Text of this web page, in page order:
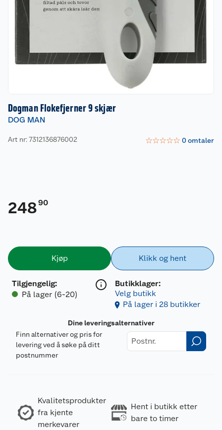
Dogman Flokefjerner 9 skjær
DOG MAN
Art nr: 7312136876002 ☆☆☆☆☆ 0omtaler
24890
Kjøp
Tilgjengelig:
På lager (6-20)
Klikk og hent
Butikklager:
Velg butikk
På lager i 28 butikker
Dine leveringsalternativer
Finn alternativer og pris for
levering ved å søke på ditt
postnummer
Kvalitetsprodukter
fra kjente
merkevarer
Hent i butikk etter
bare to timer